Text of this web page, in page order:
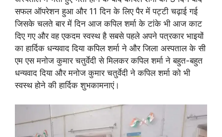
सफल ऑपरेशन हुआ और 11 दिन के लिए पैर में पट्टी चढ़ाई गई
जिसके चलते बार में दिन आज कपिल शर्मा के टांके भी आज काट
दिए गए और वह एकदम स्वस्थ है सबसे पहले अपने पत्रकार भाइयों
का हार्दिक धन्यवाद दिया कपिल शर्मा ने और जिला अस्पताल के सी
एम एस मनोज कुमार चतुर्वेदी से मिलकर कपिल शर्मा ने बहुत-बहुत
धन्यवाद दिया और मनोज कुमार चतुर्वेदी ने कपिल शर्मा को भी
स्वस्थ होने की हार्दिक शुभकामनाएं।